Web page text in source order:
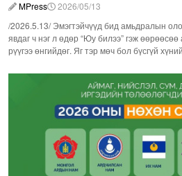
MPress
2026/05/13
/2026.5.13/ Эмэгтэйчүүд бид амьдралын
явдаг ч нэг л өдөр “Юу билээ” гэж өөрөөсөө
рүүгээ өнгийдөг. Яг тэр мөч бол бүсгүй хүний